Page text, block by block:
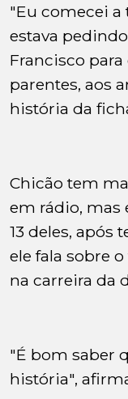
"Eu comecei a
estava
Francisco
parentes, aos
história da
Chicão tem
em rádio, mas
13 deles, após
ele fala sobre
na carreira da
"É bom saber
história",